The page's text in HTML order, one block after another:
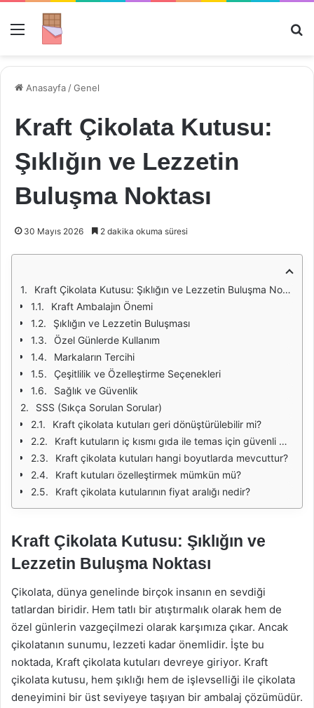
Menü
Anasayfa /Genel
Kraft Çikolata Kutusu:
Şıklığın ve Lezzetin
Buluşma Noktası
30 Mayıs 2026 2 dakika okuma süresi
Kraft Çikolata Kutusu: Şıklığın ve Lezzetin Buluşma Noktası
Kraft Ambalajın Önemi
Şıklığın ve Lezzetin Buluşması
Özel Günlerde Kullanım
Markaların Tercihi
Çeşitlilik ve Özelleştirme Seçenekleri
Sağlık ve Güvenlik
SSS (Sıkça Sorulan Sorular)
Kraft çikolata kutuları geri dönüştürülebilir mi?
Kraft kutuların iç kısmı gıda ile temas için güvenli mi?
Kraft çikolata kutuları hangi boyutlarda mevcuttur?
Kraft kutuları özelleştirmek mümkün mü?
Kraft çikolata kutularının fiyat aralığı nedir?
Kraft Çikolata Kutusu: Şıklığın ve
Lezzetin Buluşma Noktası
Çikolata, dünya genelinde birçok insanın en sevdiği
tatlardan biridir. Hem tatlı bir atıştırmalık olarak hem de
özel günlerin vazgeçilmezi olarak karşımıza çıkar. Ancak
çikolatanın sunumu, lezzeti kadar önemlidir. İşte bu
noktada, Kraft çikolata kutuları devreye giriyor. Kraft
çikolata kutusu, hem şıklığı hem de işlevselliği ile çikolata
deneyimini bir üst seviyeye taşıyan bir ambalaj çözümüdür.